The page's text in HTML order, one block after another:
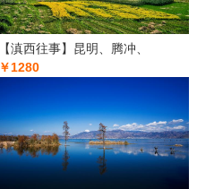
【滇西往事】昆明、腾冲、
￥1280